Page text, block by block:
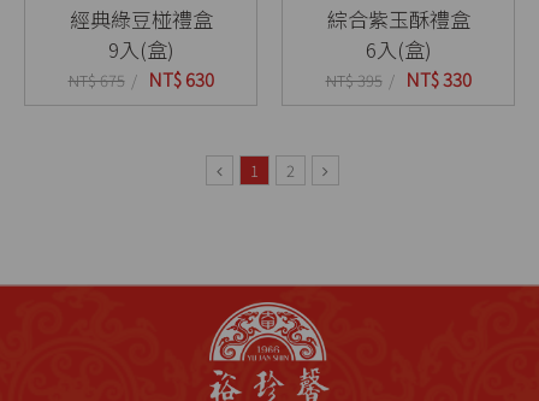
經典綠豆椪禮盒
9入(盒)
NT$ 675 NT$ 630
綜合紫玉酥禮盒
6入(盒)
NT$ 395 NT$ 330
1 2